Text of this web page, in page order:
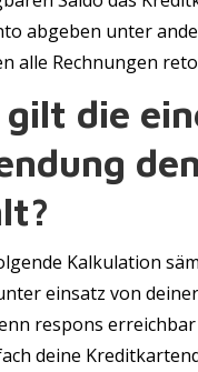
abgeben unter
alle Rechnungen
gilt die
Kalkulation
einsatz von
respons
deine